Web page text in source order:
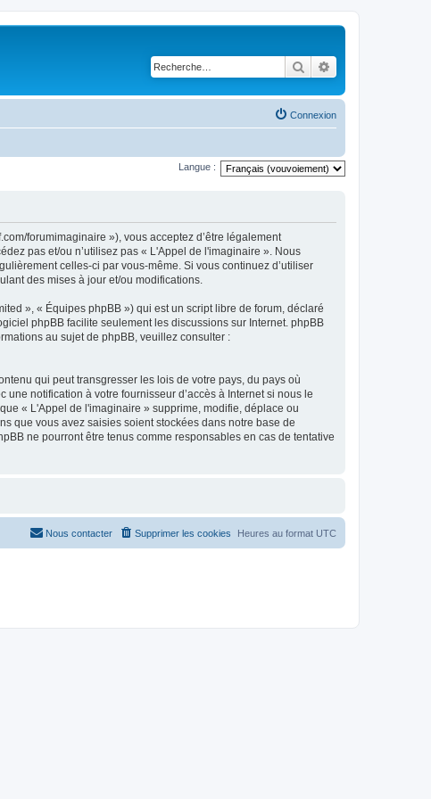
Rechercher
Connexion
Langue :
forumimaginaire »), vous acceptez d’être légalement
pas et/ou n’utilisez pas « L'Appel de l'imaginaire ». Nous
celles-ci par vous-même. Si vous continuez d’utiliser
des mises à jour et/ou modifications.
», « Équipes phpBB ») qui est un script libre de forum, déclaré
phpBB facilite seulement les discussions sur Internet. phpBB
au sujet de phpBB, veuillez consulter :
qui peut transgresser les lois de votre pays, du pays où
notification à votre fournisseur d’accès à Internet si nous le
« L'Appel de l'imaginaire » supprime, modifie, déplace ou
que vous avez saisies soient stockées dans notre base de
ne pourront être tenus comme responsables en cas de tentative
Heures au format UTC
Supprimer les cookies
Nous contacter